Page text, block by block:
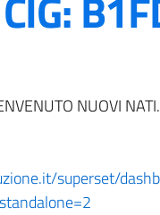
NUOVI
superset/